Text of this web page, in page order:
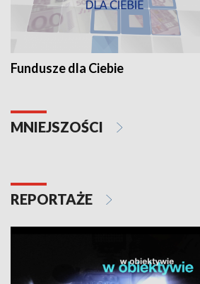
Fundusze dla Ciebie
MNIEJSZOŚCI
REPORTAŻE